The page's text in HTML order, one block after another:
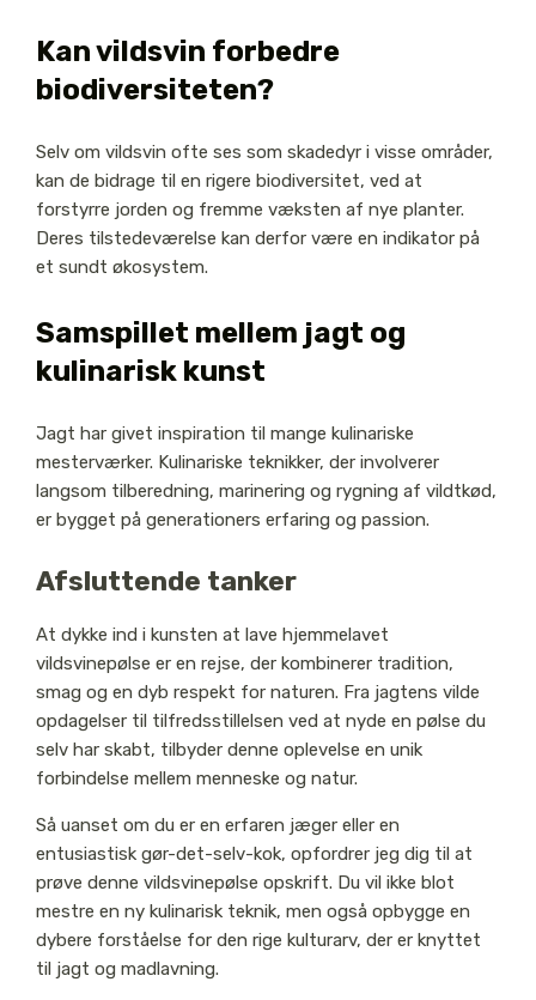
Kan vildsvin forbedre
biodiversiteten?
Selv om vildsvin ofte ses som skadedyr i visse områder,
kan de bidrage til en rigere biodiversitet, ved at
forstyrre jorden og fremme væksten af nye planter.
Deres tilstedeværelse kan derfor være en indikator på
et sundt økosystem.
Samspillet mellem jagt og
kulinarisk kunst
Jagt har givet inspiration til mange kulinariske
mesterværker. Kulinariske teknikker, der involverer
langsom tilberedning, marinering og rygning af vildtkød,
er bygget på generationers erfaring og passion.
Afsluttende tanker
At dykke ind i kunsten at lave hjemmelavet
vildsvinepølse er en rejse, der kombinerer tradition,
smag og en dyb respekt for naturen. Fra jagtens vilde
opdagelser til tilfredsstillelsen ved at nyde en pølse du
selv har skabt, tilbyder denne oplevelse en unik
forbindelse mellem menneske og natur.
Så uanset om du er en erfaren jæger eller en
entusiastisk gør-det-selv-kok, opfordrer jeg dig til at
prøve denne vildsvinepølse opskrift. Du vil ikke blot
mestre en ny kulinarisk teknik, men også opbygge en
dybere forståelse for den rige kulturarv, der er knyttet
til jagt og madlavning.